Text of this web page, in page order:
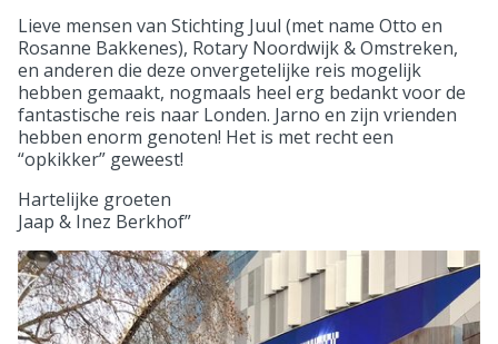
Lieve mensen van Stichting Juul (met name Otto en
Rosanne Bakkenes), Rotary Noordwijk & Omstreken,
en anderen die deze onvergetelijke reis mogelijk
hebben gemaakt, nogmaals heel erg bedankt voor de
fantastische reis naar Londen. Jarno en zijn vrienden
hebben enorm genoten! Het is met recht een
“opkikker” geweest!
Hartelijke groeten
Jaap & Inez Berkhof”